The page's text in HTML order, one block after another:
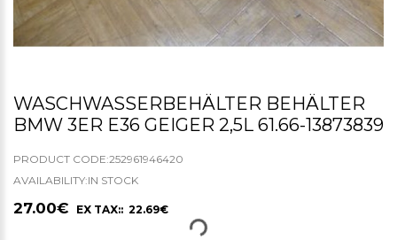
WASCHWASSERBEHÄLTER BEHÄLTER
BMW 3ER E36 GEIGER 2,5L 61.66-13873839
PRODUCT CODE:252961946420
AVAILABILITY:IN STOCK
27.00€ EX TAX:: 22.69€